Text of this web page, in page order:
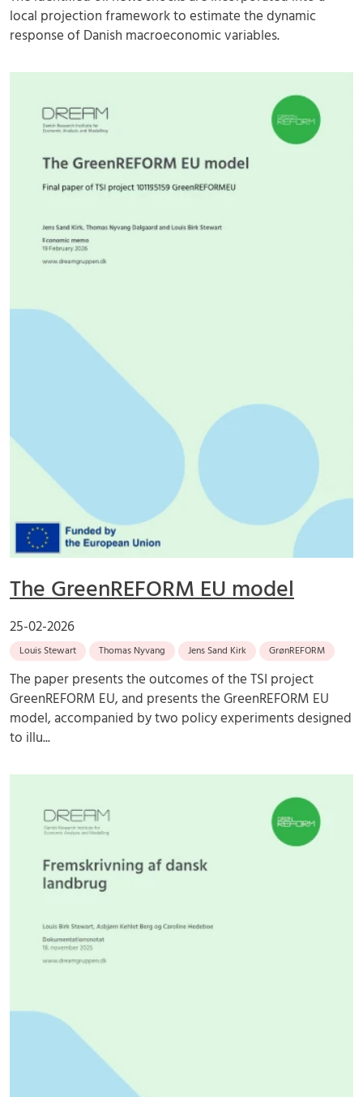
local projection framework to estimate the dynamic
response of Danish macroeconomic variables.
The GreenREFORM EU model
25-02-2026
Louis Stewart Thomas Nyvang Jens Sand Kirk GrønREFORM
The paper presents the outcomes of the TSI project
GreenREFORM EU, and presents the GreenREFORM EU
model, accompanied by two policy experiments designed
to illu...